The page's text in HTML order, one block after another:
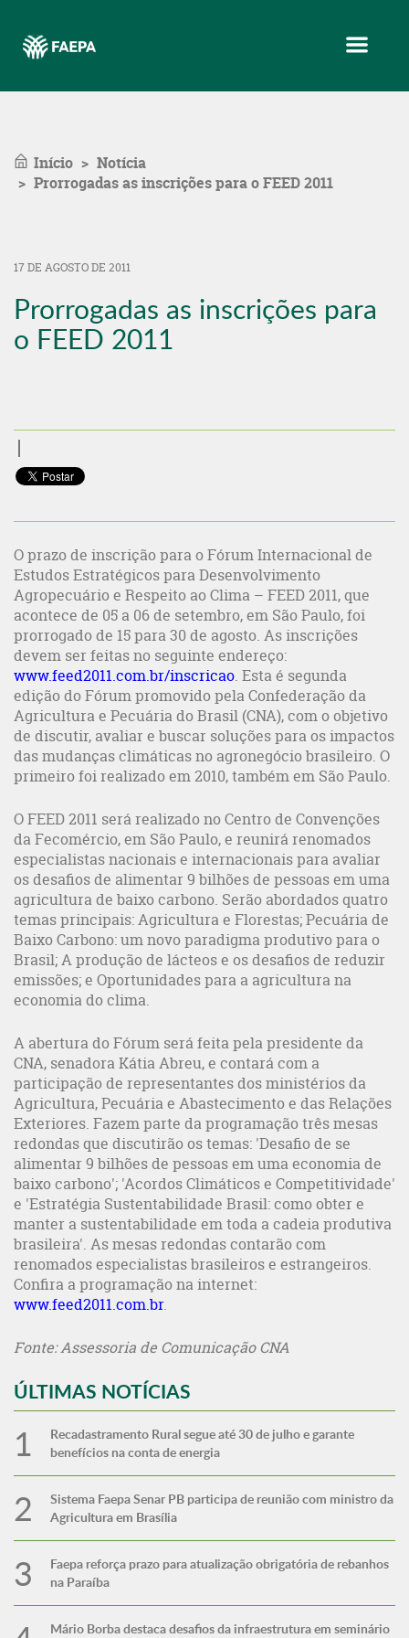
Início
Notícia
Prorrogadas as inscrições para o FEED 2011
17 DE AGOSTO DE 2011
Prorrogadas as inscrições para
o FEED 2011
O prazo de inscrição para o Fórum Internacional de
Estudos Estratégicos para Desenvolvimento
Agropecuário e Respeito ao Clima – FEED 2011, que
acontece de 05 a 06 de setembro, em São Paulo, foi
prorrogado de 15 para 30 de agosto. As inscrições
devem ser feitas no seguinte endereço:
www.feed2011.com.br/inscricao. Esta é segunda
edição do Fórum promovido pela Confederação da
Agricultura e Pecuária do Brasil (CNA), com o objetivo
de discutir, avaliar e buscar soluções para os impactos
das mudanças climáticas no agronegócio brasileiro. O
primeiro foi realizado em 2010, também em São Paulo.
O FEED 2011 será realizado no Centro de Convenções
da Fecomércio, em São Paulo, e reunirá renomados
especialistas nacionais e internacionais para avaliar
os desafios de alimentar 9 bilhões de pessoas em uma
agricultura de baixo carbono. Serão abordados quatro
temas principais: Agricultura e Florestas; Pecuária de
Baixo Carbono: um novo paradigma produtivo para o
Brasil; A produção de lácteos e os desafios de reduzir
emissões; e Oportunidades para a agricultura na
economia do clima.
A abertura do Fórum será feita pela presidente da
CNA, senadora Kátia Abreu, e contará com a
participação de representantes dos ministérios da
Agricultura, Pecuária e Abastecimento e das Relações
Exteriores. Fazem parte da programação três mesas
redondas que discutirão os temas: 'Desafio de se
alimentar 9 bilhões de pessoas em uma economia de
baixo carbono'; 'Acordos Climáticos e Competitividade'
e 'Estratégia Sustentabilidade Brasil: como obter e
manter a sustentabilidade em toda a cadeia produtiva
brasileira'. As mesas redondas contarão com
renomados especialistas brasileiros e estrangeiros.
Confira a programação na internet:
www.feed2011.com.br.
Fonte: Assessoria de Comunicação CNA
ÚLTIMAS NOTÍCIAS
Recadastramento Rural segue até 30 de julho e garante
benefícios na conta de energia
Sistema Faepa Senar PB participa de reunião com ministro da
Agricultura em Brasília
Faepa reforça prazo para atualização obrigatória de rebanhos
na Paraíba
Mário Borba destaca desafios da infraestrutura em seminário